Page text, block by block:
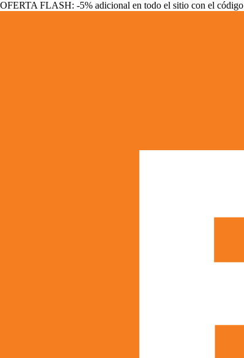
OFERTA FLASH: -5% adicional en todo el sitio con el código